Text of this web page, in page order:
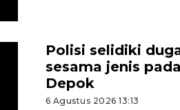
Polisi selidiki
sesama jenis
Depok
6 Agustus 2026 13:13